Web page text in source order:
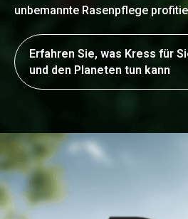
unbemannte Rasenpflege
Erfahren Sie, was Kress für
und den Planeten tun kann